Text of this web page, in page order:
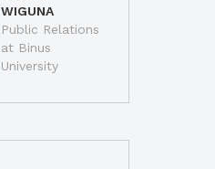
WIGUNA
Public Relations
at Binus
University